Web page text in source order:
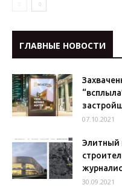
ГЛАВНЫЕ НОВОСТИ
07.10.2021
Элитный
30.09.2021